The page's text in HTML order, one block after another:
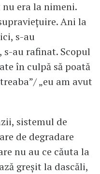
era la nimeni.
Ani la
s-au
au rafinat. Scopul
în culpă să poată
„eu am avut
sistemul de
de degradare
nu au ce căuta la
greșit la dascăli,